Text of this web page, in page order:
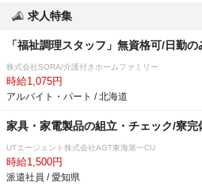
求人特集
「福祉調理スタッフ」無資格可/日勤
株式会社SORA/介護付きホームファミリー
時給1,075円
アルバイト・パート / 北海道
家具・家電製品の組立・チェック/寮
UTエージェント株式会社AGT東海第一CU
時給1,500円
派遣社員 / 愛知県